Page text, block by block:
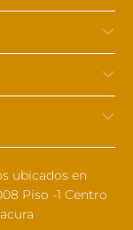
ubicados en
Piso -1 Centro